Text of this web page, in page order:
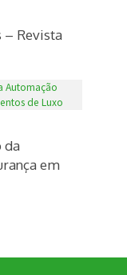
– Revista
da
em